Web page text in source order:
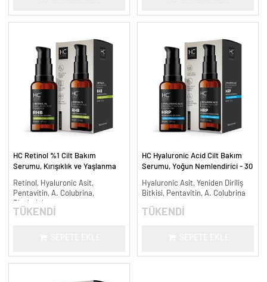
HC Retinol %1 Cilt Bakım
Serumu, Kırışıklık ve Yaşlanma
Retinol, Hyaluronic Asit,
Pentavitin, A. Colubrina,
Bisabolol
TÜKENDİ
HC Hyaluronic Acid Cilt Bakım
Serumu, Yoğun Nemlendirici - 30
Hyaluronic Asit, Yeniden Diriliş
Bitkisi, Pentavitin, A. Colubrina
TÜKENDİ